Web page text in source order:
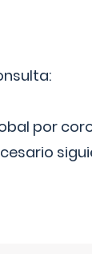
por